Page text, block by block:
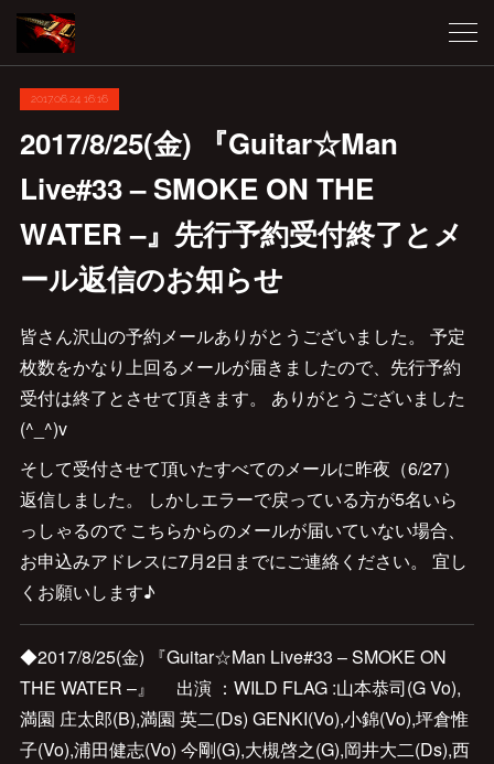
2017.06.24 16:16
2017/8/25(金) 『Guitar☆Man
Live#33 – SMOKE ON THE
WATER –』先行予約受付終了とメ
ール返信のお知らせ
皆さん沢山の予約メールありがとうございました。 予定
枚数をかなり上回るメールが届きましたので、先行予約
受付は終了とさせて頂きます。 ありがとうございました
(^_^)v
そして受付させて頂いたすべてのメールに昨夜（6/27）
返信しました。 しかしエラーで戻っている方が5名いら
っしゃるので こちらからのメールが届いていない場合、
お申込みアドレスに7月2日までにご連絡ください。 宜し
くお願いします♪
◆2017/8/25(金) 『Guitar☆Man Live#33 – SMOKE ON
THE WATER –』 出演 ：WILD FLAG :山本恭司(G Vo),
満園 庄太郎(B),満園 英二(Ds) GENKI(Vo),小錦(Vo),坪倉惟
子(Vo),浦田健志(Vo) 今剛(G),大槻啓之(G),岡井大二(Ds),西